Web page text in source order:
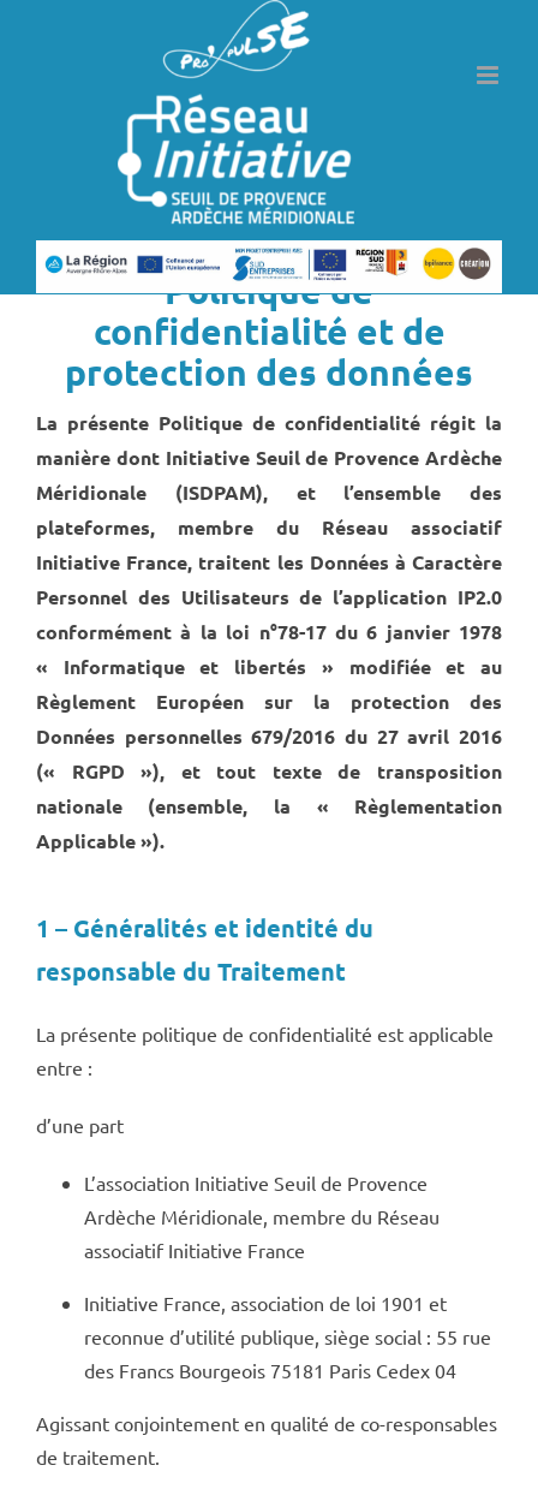
Politique de
confidentialité et de
protection des données
La présente Politique de confidentialité régit la
manière dont Initiative Seuil de Provence Ardèche
Méridionale (ISDPAM), et l’ensemble des
plateformes, membre du Réseau associatif
Initiative France, traitent les Données à Caractère
Personnel des Utilisateurs de l’application IP2.0
conformément à la loi n°78-17 du 6 janvier 1978
« Informatique et libertés » modifiée et au
Règlement Européen sur la protection des
Données personnelles 679/2016 du 27 avril 2016
(« RGPD »), et tout texte de transposition
nationale (ensemble, la « Règlementation
Applicable »).
1 – Généralités et identité du
responsable du Traitement
La présente politique de confidentialité est applicable
entre :
d’une part
L’association Initiative Seuil de Provence
Ardèche Méridionale, membre du Réseau
associatif Initiative France
Initiative France, association de loi 1901 et
reconnue d’utilité publique, siège social : 55 rue
des Francs Bourgeois 75181 Paris Cedex 04
Agissant conjointement en qualité de co-responsables
de traitement.